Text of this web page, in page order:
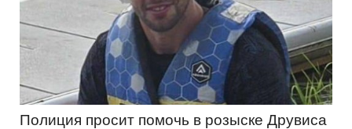
Полиция просит помочь в розыске Друвиса